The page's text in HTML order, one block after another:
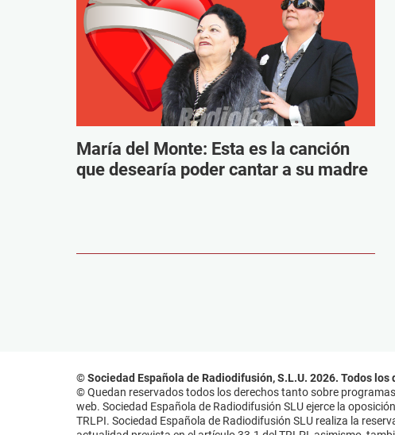
María del Monte: Esta es la canción
que desearía poder cantar a su madre
© Sociedad Española de Radiodifusión, S.L.U. 2026. Todos los
© Quedan reservados todos los derechos tanto sobre
web. Sociedad Española de Radiodifusión SLU ejerce la
TRLPI. Sociedad Española de Radiodifusión SLU realiza la